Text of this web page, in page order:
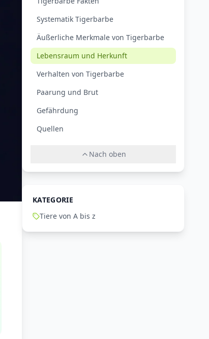
Systematik Tigerbarbe
Äußerliche Merkmale von Tigerbarbe
Lebensraum und Herkunft
Verhalten von Tigerbarbe
Paarung und Brut
Gefährdung
Quellen
Nach oben
KATEGORIE
Tiere von A bis z